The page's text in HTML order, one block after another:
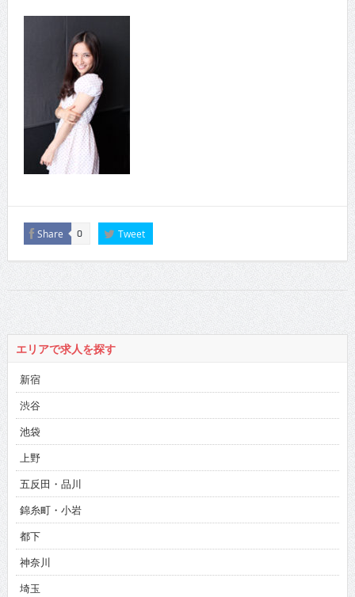
Share 0 Tweet
エリアで求人を探す
新宿
渋谷
池袋
上野
五反田・品川
錦糸町・小岩
都下
神奈川
埼玉